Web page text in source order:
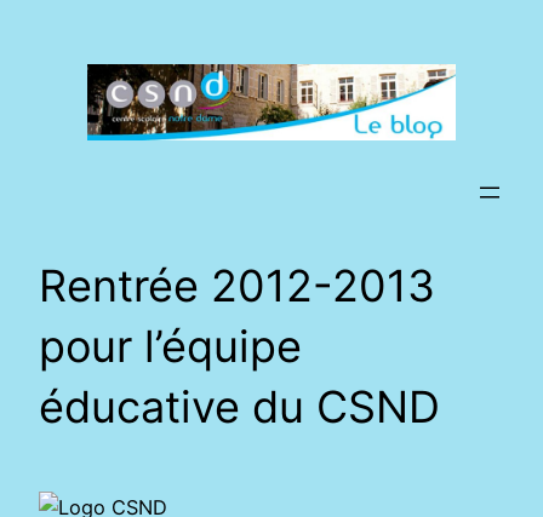
Rentrée 2012-2013
pour l’équipe
éducative du CSND